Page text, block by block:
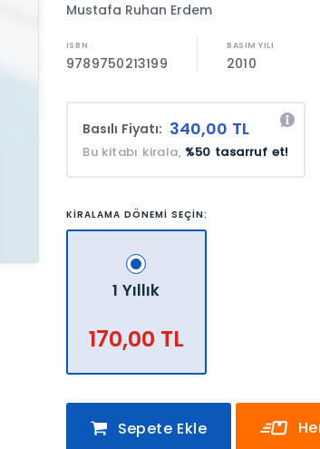
Mustafa Ruhan Erdem
9789750213199 2010
Basılı Fiyatı: 340,00 TL
Bu kitabı kirala, %50 tasarruf et!
KİRALAMA DÖNEMİ SEÇİN:
1 Yıllık
170,00 TL
Sepete Ekle